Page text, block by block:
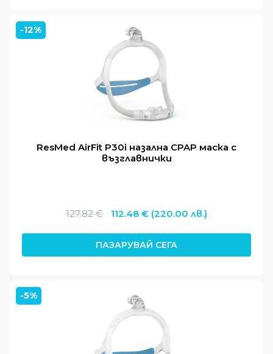
-12%
ResMed AirFit P30i назална CPAP маска с
възглавнички
127.82€
Original
was:
127.82 €.
112.48€Текущата
е:
112.48 €.
(220.00 лв.)
ПАЗАРУВАЙ СЕГА
-5%